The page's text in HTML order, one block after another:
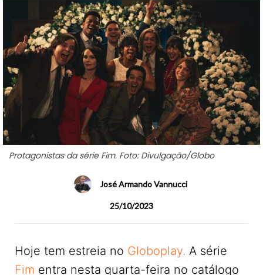
Protagonistas da série Fim. Foto: Divulgação/Globo
José Armando Vannucci
25/10/2023
Hoje tem estreia no Globoplay. A série
Fim entra nesta quarta-feira no catálogo